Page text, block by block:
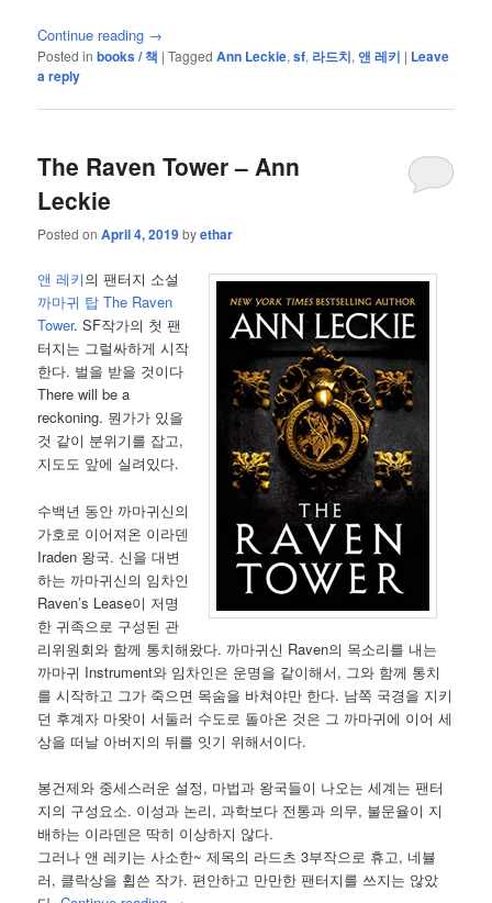
Continue reading →
Posted in books / 책 |Tagged Ann Leckie,sf, 라드치,앤 레키 | Leave
a reply
The Raven Tower – Ann
Leckie
Posted onApril 4, 2019byethar
앤 레키의 팬터지 소설
까마귀 탑 The Raven
Tower. SF작가의 첫 팬
터지는 그럴싸하게 시작
한다. 벌을 받을 것이다
There will be a
reckoning. 뭔가가 있을
것 같이 분위기를 잡고,
지도도 앞에 실려있다.
수백년 동안 까마귀신의
가호로 이어져온 이라덴
Iraden 왕국. 신을 대변
하는 까마귀신의 임차인
Raven’s Lease이 저명
한 귀족으로 구성된 관
리위원회와 함께 통치해왔다. 까마귀신 Raven의 목소리를 내는
까마귀 Instrument와 임차인은 운명을 같이해서, 그와 함께 통치
를 시작하고 그가 죽으면 목숨을 바쳐야만 한다. 남쪽 국경을 지키
던 후계자 마왓이 서둘러 수도로 돌아온 것은 그 까마귀에 이어 세
상을 떠날 아버지의 뒤를 잇기 위해서이다.
봉건제와 중세스러운 설정, 마법과 왕국들이 나오는 세계는 팬터
지의 구성요소. 이성과 논리, 과학보다 전통과 의무, 불문율이 지
배하는 이라덴은 딱히 이상하지 않다.
그러나 앤 레키는 사소한~ 제목의 라드츠 3부작으로 휴고, 네뷸
러, 클락상을 휩쓴 작가. 편안하고 만만한 팬터지를 쓰지는 않았